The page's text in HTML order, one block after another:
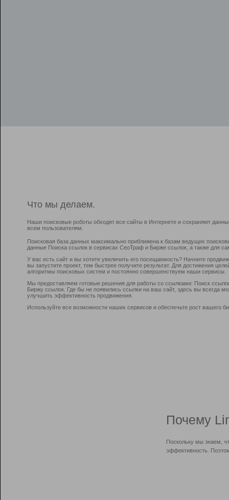
Что мы делаем.
Наши поисковые роботы обходят все сайты в Интернете и сохраняют
всем пользователям.
Поисковая база данных максимально приближена к базам ведущих
данные Поиска ссылок в сервисах СеоТраф и Бирже ссылок, а также для
У вас есть сайт и вы хотите увеличить его посещаемость? Начните
вы запустите проект, тем быстрее получите результат. Для достижения
алгоритмы поисковых систем и постоянно совершенствуем наши сервисы.
Мы предоставляем готовые решения для работы со ссылками: Поиск
Биржу ссылок. Где бы не появились ссылки на ваш сайт, здесь вы всегда
улучшить эффективность продвижения.
Используйте все возможности наших сервисов и обеспечьте рост вашего
Почему
Поскольку мы знаем,
эффективность.